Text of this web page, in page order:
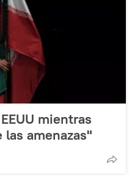
mientras
amenazas"